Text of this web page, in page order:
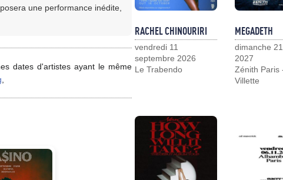
une performance inédite,
dates d'artistes ayant le même
RACHEL CHINOURIRI
vendredi 11
septembre 2026
Le Trabendo
MEGADETH
dimanche
2027
Zénith Paris
Villette